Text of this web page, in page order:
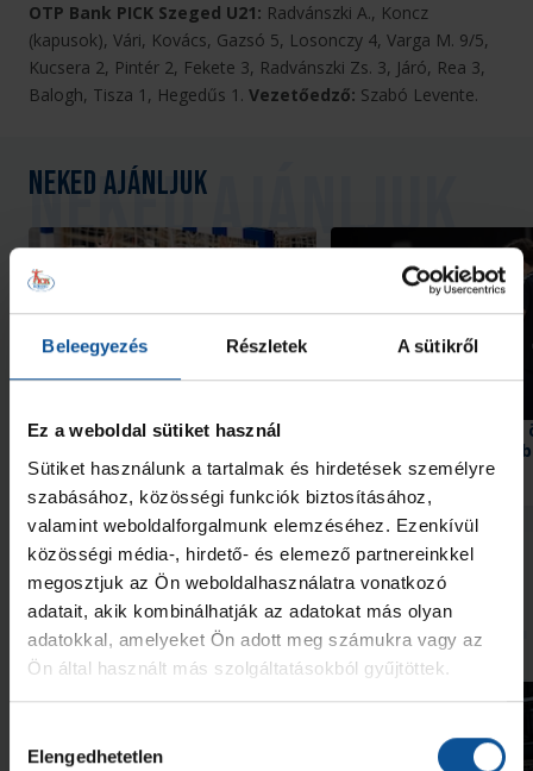
Beleegyezés Részletek A sütikről
Ez a weboldal sütiket használ
Sütiket használunk a tartalmak és hirdetések személyre
szabásához, közösségi funkciók biztosításához,
valamint weboldalforgalmunk elemzéséhez. Ezenkívül
közösségi média-, hirdető- és elemező partnereinkkel
megosztjuk az Ön weboldalhasználatra vonatkozó
adatait, akik kombinálhatják az adatokat más olyan
adatokkal, amelyeket Ön adott meg számukra vagy az
Ön által használt más szolgáltatásokból gyűjtöttek.
kiválasztása
Elengedhetetlen
OTP Bank PICK Szeged U21: Radvánszki A., Koncz
(kapusok), Vári, Kovács, Gazsó 5, Losonczy 4, Varga M. 9/5,
Kucsera 2, Pintér 2, Fekete 3, Radvánszki Zs. 3, Járó, Rea 3,
Balogh, Tisza 1, Hegedűs 1. Vezetőedző: Szabó Levente.
Neked ajánljuk
Megnézem az összeset
U21 2026. júl. 31.
Győzelem az edzőmeccsen!
U21 2026. júl. 09.
Bravúrokkal teli idény,
hely a felnőtt
További friss hírek